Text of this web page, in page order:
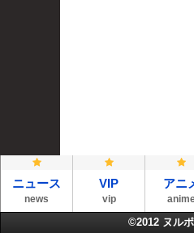
ニュース
news
VIP
vip
アニ
©2012 ヌル